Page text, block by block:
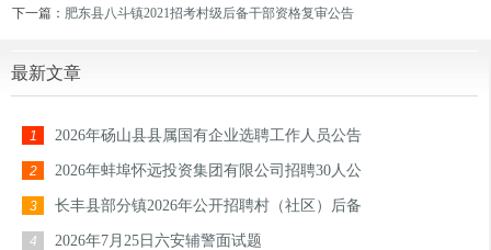
下一篇： 肥东县八斗镇2021招考村级后备干部资格复审公告
最新文章
1 2026年砀山县县属国有企业选聘工作人员公告
2 2026年蚌埠怀远投资集团有限公司招聘30人公
3 长丰县部分镇2026年公开招聘村（社区）后备
4 2026年7月25日六安辅警面试题